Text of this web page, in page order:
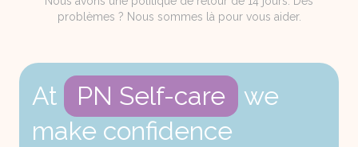
problèmes ? Nous sommes là pour vous aider.
At PN Self-care
we
make confidence